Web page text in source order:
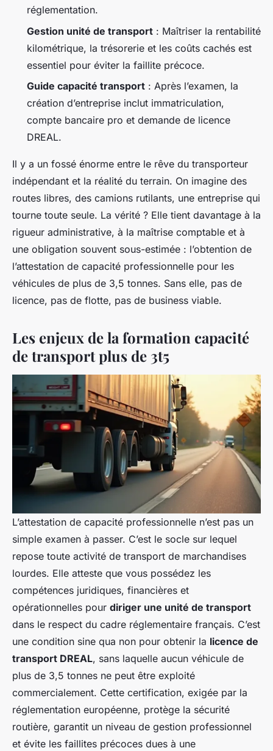
réglementation.
Gestion unité de transport : Maîtriser la rentabilité
kilométrique, la trésorerie et les coûts cachés est
essentiel pour éviter la faillite précoce.
Guide capacité transport : Après l’examen, la
création d’entreprise inclut immatriculation,
compte bancaire pro et demande de licence
DREAL.
Il y a un fossé énorme entre le rêve du transporteur
indépendant et la réalité du terrain. On imagine des
routes libres, des camions rutilants, une entreprise qui
tourne toute seule. La vérité ? Elle tient davantage à la
rigueur administrative, à la maîtrise comptable et à
une obligation souvent sous-estimée : l’obtention de
l’attestation de capacité professionnelle pour les
véhicules de plus de 3,5 tonnes. Sans elle, pas de
licence, pas de flotte, pas de business viable.
Les enjeux de la formation capacité
de transport plus de 3t5
L’attestation de capacité professionnelle n’est pas un
simple examen à passer. C’est le socle sur lequel
repose toute activité de transport de marchandises
lourdes. Elle atteste que vous possédez les
compétences juridiques, financières et
opérationnelles pour diriger une unité de transport
dans le respect du cadre réglementaire français. C’est
une condition sine qua non pour obtenir la licence de
transport DREAL, sans laquelle aucun véhicule de
plus de 3,5 tonnes ne peut être exploité
commercialement. Cette certification, exigée par la
réglementation européenne, protège la sécurité
routière, garantit un niveau de gestion professionnel
et évite les faillites précoces dues à une